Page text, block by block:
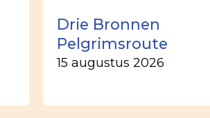
Drie Bronnen
Pelgrimsroute
15 augustus 2026